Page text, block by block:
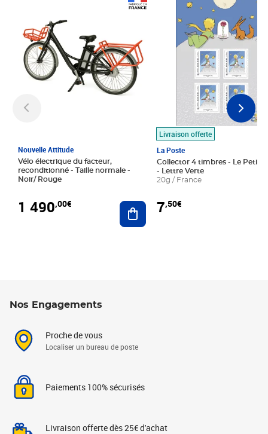
Nouvelle Attitude
Vélo électrique du facteur,
reconditionné - Taille normale -
Noir/ Rouge
1 490,00€ Ajouter au panier
Livraison offerte
La Poste
Collector 4 timbres - Le Petit
- Lettre Verte
20g / France
7,50€
Nos Engagements
Proche de vous
Localiser un bureau de poste
Paiements 100% sécurisés
Livraison offerte dès 25€ d'achat